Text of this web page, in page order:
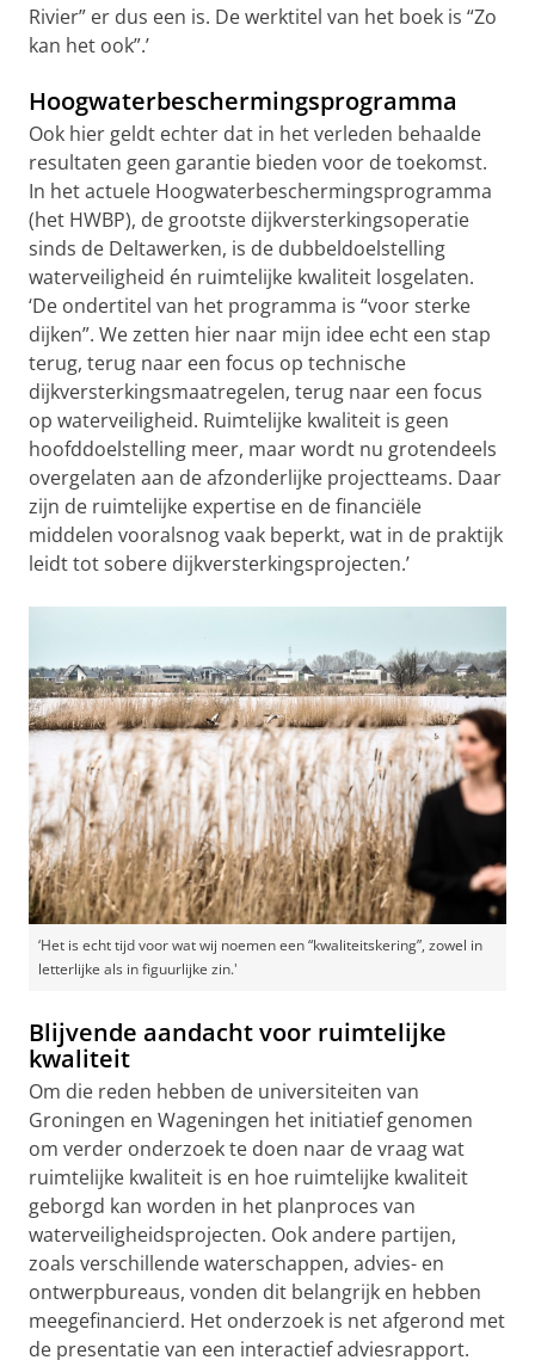
Rivier” er dus een is. De werktitel van het boek is “Zo
kan het ook”.’
Hoogwaterbeschermingsprogramma
Ook hier geldt echter dat in het verleden behaalde
resultaten geen garantie bieden voor de toekomst.
In het actuele Hoogwaterbeschermingsprogramma
(het HWBP), de grootste dijkversterkingsoperatie
sinds de Deltawerken, is de dubbeldoelstelling
waterveiligheid én ruimtelijke kwaliteit losgelaten.
‘De ondertitel van het programma is “voor sterke
dijken”. We zetten hier naar mijn idee echt een stap
terug, terug naar een focus op technische
dijkversterkingsmaatregelen, terug naar een focus
op waterveiligheid. Ruimtelijke kwaliteit is geen
hoofddoelstelling meer, maar wordt nu grotendeels
overgelaten aan de afzonderlijke projectteams. Daar
zijn de ruimtelijke expertise en de financiële
middelen vooralsnog vaak beperkt, wat in de praktijk
leidt tot sobere dijkversterkingsprojecten.’
‘Het is echt tijd voor wat wij noemen een “kwaliteitskering”, zowel in
letterlijke als in figuurlijke zin.'
Blijvende aandacht voor ruimtelijke
kwaliteit
Om die reden hebben de universiteiten van
Groningen en Wageningen het initiatief genomen
om verder onderzoek te doen naar de vraag wat
ruimtelijke kwaliteit is en hoe ruimtelijke kwaliteit
geborgd kan worden in het planproces van
waterveiligheidsprojecten. Ook andere partijen,
zoals verschillende waterschappen, advies- en
ontwerpbureaus, vonden dit belangrijk en hebben
meegefinancierd. Het onderzoek is net afgerond met
de presentatie van een interactief adviesrapport.